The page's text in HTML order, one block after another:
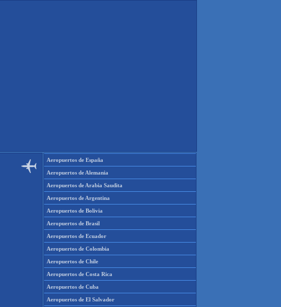
Aeropuertos de España
Aeropuertos de Alemania
Aeropuertos de Arabia Saudita
Aeropuertos de Argentina
Aeropuertos de Bolivia
Aeropuertos de Brasil
Aeropuertos de Ecuador
Aeropuertos de Colombia
Aeropuertos de Chile
Aeropuertos de Costa Rica
Aeropuertos de Cuba
Aeropuertos de El Salvador